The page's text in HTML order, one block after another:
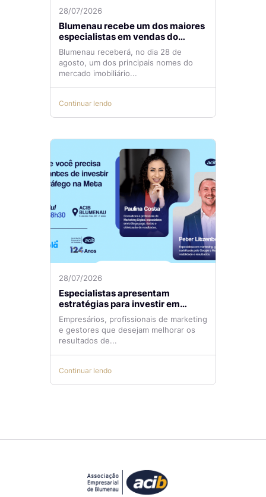
28/07/2026
Blumenau recebe um dos maiores
especialistas em vendas do
mercado imobiliário
Blumenau receberá, no dia 28 de
agosto, um dos principais nomes do
mercado imobiliário...
Continuar lendo
28/07/2026
Especialistas apresentam
estratégias para investir em
tráfego pago com mais eficiência
Empresários, profissionais de marketing
e gestores que desejam melhorar os
resultados de...
Continuar lendo